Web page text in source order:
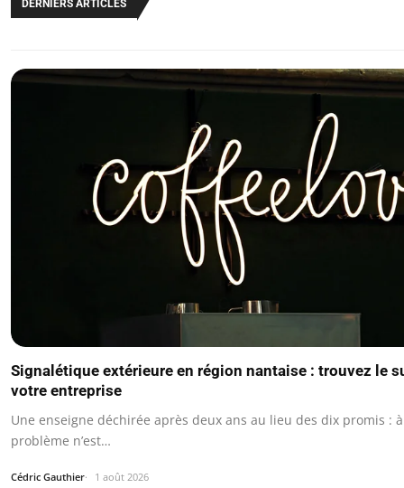
DERNIERS ARTICLES
Signalétique extérieure en région nantaise : trouvez le
votre entreprise
Une enseigne déchirée après deux ans au lieu des dix promis :
problème n’est…
Cédric Gauthier 1 août 2026